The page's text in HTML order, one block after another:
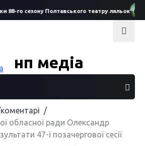
го сезону Полтавського театру ляльок
нп медіа
обласної ради Олександр
47-ї позачергової сесії